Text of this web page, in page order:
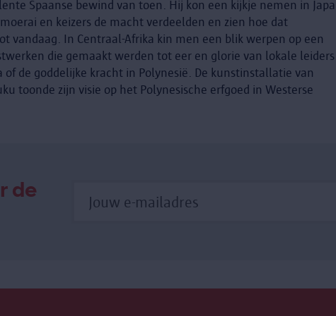
Spaanse bewind van toen. Hij kon een kijkje nemen in
en keizers de macht verdeelden en zien hoe dat
vandaag. In Centraal-Afrika kin men een blik werpen op een
die gemaakt werden tot eer en glorie van lokale
of de goddelijke kracht in Polynesië. De kunstinstallatie van
toonde zijn visie op het Polynesische erfgoed in Westerse
de